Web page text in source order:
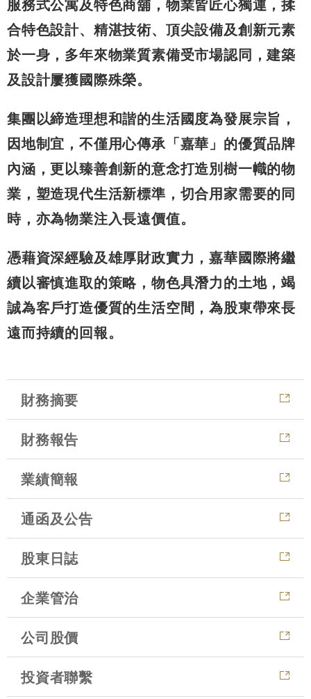
服務式公寓及特色商舖，物業皆匠心獨運，揉
合特色設計、精湛技術、頂尖設備及創新元素
於一身，多年來物業質素備受市場認同，建築
及設計屢獲國際殊榮。
集團以締造理想和諧的生活國度為發展宗旨，
因地制宜，不僅用心傳承「嘉華」的優質品牌
內涵，更以臻善創新的意念打造別樹一幟的物
業，塑造現代生活新標準，切合用家需要的同
時，亦為物業注入長遠價值。
憑藉資深經驗及雄厚財政實力，嘉華國際將繼
續以審慎進取的策略，物色具潛力的土地，竭
誠為客戶打造優質的生活空間，為股東帶來長
遠而持續的回報。
財務摘要
財務報告
業績簡報
通函及公告
股東日誌
企業管治
公司股價
投資者聯繫